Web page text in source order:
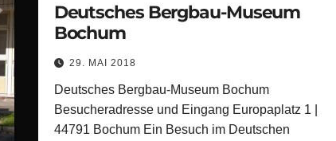
Deutsches Bergbau-Museum
Bochum
29. MAI 2018
Deutsches Bergbau-Museum Bochum
Besucheradresse und Eingang Europaplatz 1 |
44791 Bochum Ein Besuch im Deutschen